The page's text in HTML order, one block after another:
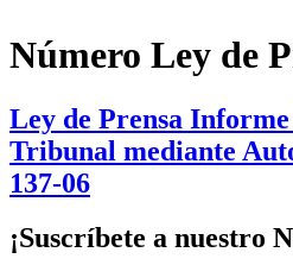
Número Ley de
Ley de Prensa
Tribunal mediante
137-06
¡Suscríbete a nuestro